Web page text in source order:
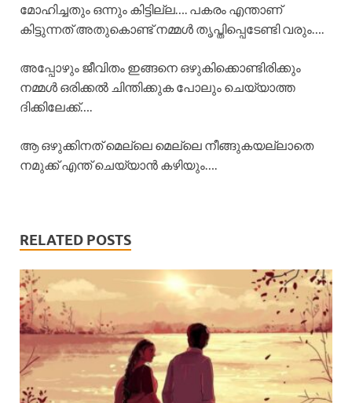
മോഹിച്ചതും ഒന്നും കിട്ടില്ല…. പകരം എന്താണ്
കിട്ടുന്നത് അതുകൊണ്ട് നമ്മൾ തൃപ്തിപ്പെടേണ്ടി വരും….
അപ്പോഴും ജീവിതം ഇങ്ങനെ ഒഴുകിക്കൊണ്ടിരിക്കും
നമ്മൾ ഒരിക്കൽ ചിന്തിക്കുക പോലും ചെയ്യാത്ത
ദിക്കിലേക്ക്….
ആ ഒഴുക്കിനത് മെല്ലെ മെല്ലെ നീങ്ങുകയല്ലാതെ
നമുക്ക് എന്ത് ചെയ്യാൻ കഴിയും….
RELATED POSTS